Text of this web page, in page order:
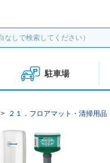
駐車場
> ２１．フロアマット・清掃用品